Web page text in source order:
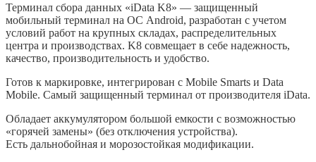
Терминал сбора данных «iData K8» — защищенный
мобильный терминал на ОС Android, разработан с учетом
условий работ на крупных складах, распределительных
центра и производствах. K8 совмещает в себе надежность,
качество, производительность и удобство.
Готов к маркировке, интегрирован с Mobile Smarts и Data
Mobile. Самый защищенный терминал от производителя iData.
Обладает аккумулятором большой емкости с возможностью
«горячей замены» (без отключения устройства).
Есть дальнобойная и морозостойкая модификации.